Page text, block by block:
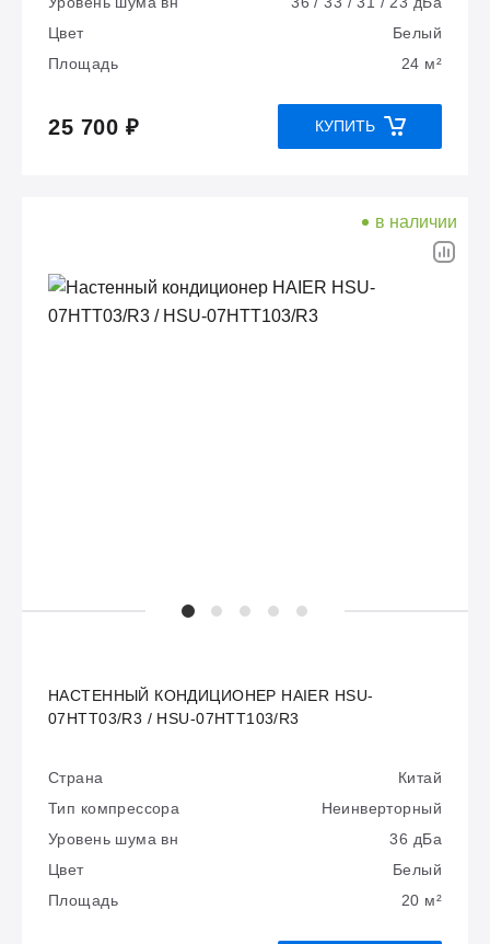
Цвет
Белый
Площадь
24 м²
25 700 ₽ КУПИТЬ
в наличии
НАСТЕННЫЙ КОНДИЦИОНЕР HAIER HSU-
07HTT03/R3 / HSU-07HTT103/R3
Страна
Китай
Тип компрессора
Неинверторный
Уровень шума вн
36 дБа
Цвет
Белый
Площадь
20 м²